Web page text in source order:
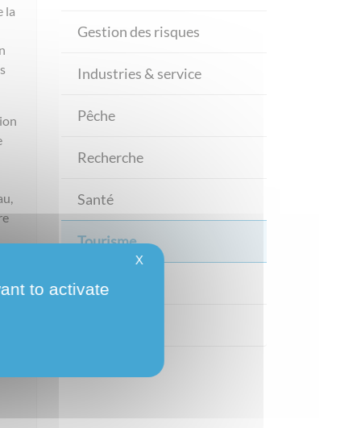
la
Gestion des risques
Industries & service
Pêche
Recherche
Santé
Tourisme
Transport
X
to activate